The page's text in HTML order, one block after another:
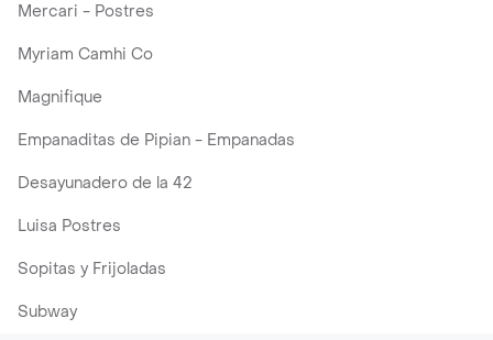
Mercari - Postres
Myriam Camhi Co
Magnifique
Empanaditas de Pipian - Empanadas
Desayunadero de la 42
Luisa Postres
Sopitas y Frijoladas
Subway